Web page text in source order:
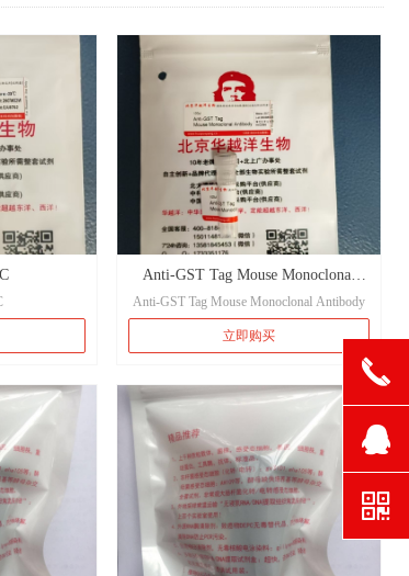
Anti-GST Tag Mouse Monoclonal
Antibody
Anti-GST Tag Mouse Monoclonal Antibody
立即购买
끅
뀩
녕
끅
뀩
낃